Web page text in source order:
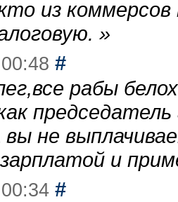
из
»
#
рабы
не
и
#